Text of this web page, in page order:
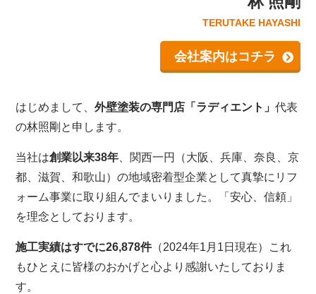
TERUTAKE HAYASHI
会社案内はコチラ
はじめまして、外壁塗装の専門店「ラディエント」代表
の林照剛と申します。
当社は創業以来38年 、関西一円（大阪、兵庫、奈良、京
都、滋賀、和歌山）の地域密着型企業として真摯にリフ
ォーム事業に取り組んでまいりました。「安心、信頼」
を理念としております。
施工実績はすでに26,878件（2024年1月1日現在）これ
もひとえに皆様のおかげと心より感謝いたしておりま
す。